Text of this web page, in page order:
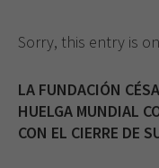
Sorry, this entry is
LA FUNDACIÓN
HUELGA MUNDIAL
CON EL CIERRE DE